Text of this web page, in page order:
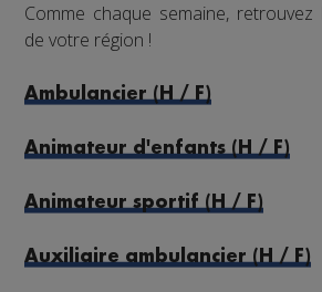
Comme chaque semaine,
de votre région !
Ambulancier (H / F)
Animateur d'enfants (H / F)
Animateur sportif (H / F)
Auxiliaire ambulancier (H / F)